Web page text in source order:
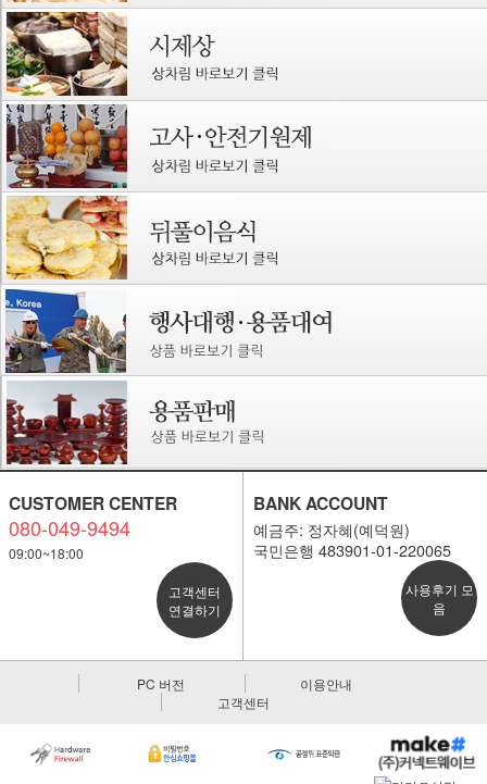
CUSTOMER CENTER
080-049-9494
09:00~18:00
고객센터
연결하기
BANK ACCOUNT
예금주: 정자혜(예덕원)
국민은행 483901-01-220065
사용후기 모
음
PC 버전
이용안내
고객센터